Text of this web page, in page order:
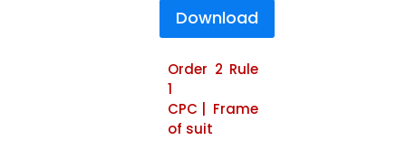
Download
Order 2 Rule
1
CPC | Frame
of suit